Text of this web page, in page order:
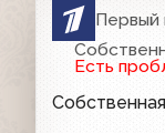
Первый
Есть